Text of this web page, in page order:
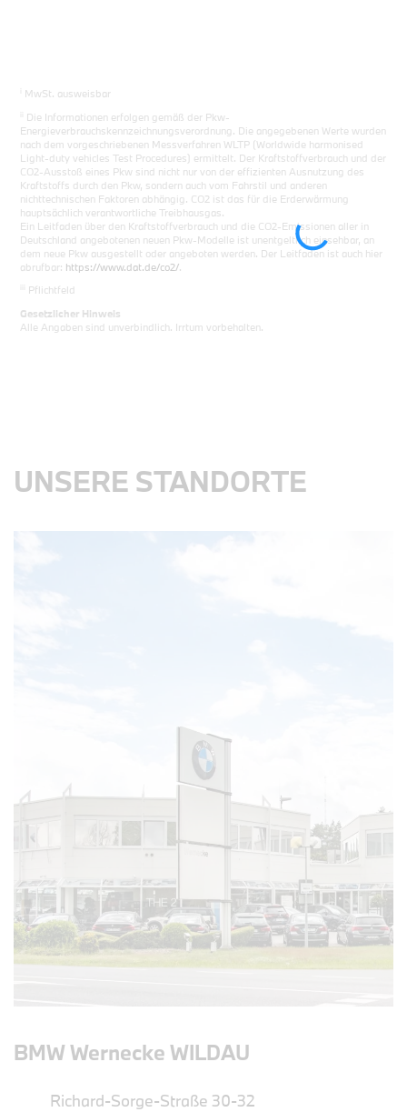
MwSt. ausweisbar
Die Informationen erfolgen gemäß der Pkw-
Energieverbrauchskennzeichnungsverordnung. Die angegebenen Werte wurden
nach dem vorgeschriebenen Messverfahren WLTP (Worldwide harmonised
Light-duty vehicles Test Procedures) ermittelt. Der Kraftstoffverbrauch und der
CO2-Ausstoß eines Pkw sind nicht nur von der effizienten Ausnutzung des
Kraftstoffs durch den Pkw, sondern auch vom Fahrstil und anderen
nichttechnischen Faktoren abhängig. CO2 ist das für die Erderwärmung
hauptsächlich verantwortliche Treibhausgas.
Ein Leitfaden über den Kraftstoffverbrauch und die CO2-Emissionen aller in
Deutschland angebotenen neuen Pkw-Modelle ist unentgeltlich einsehbar, an
dem neue Pkw ausgestellt oder angeboten werden. Der Leitfaden ist auch hier
abrufbar: https://www.dat.de/co2/.
Pflichtfeld
Gesetzlicher Hinweis
Alle Angaben sind unverbindlich. Irrtum vorbehalten.
UNSERE STANDORTE
BMW Wernecke WILDAU
Richard-Sorge-Straße 30-32